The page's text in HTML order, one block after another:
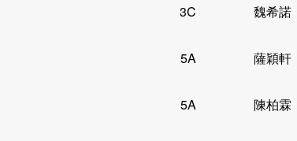
3C 魏希諾
5A 薩穎軒
5A 陳柏霖